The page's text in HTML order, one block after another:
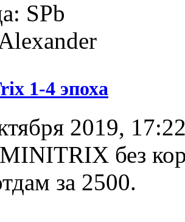
SPb
1-4 эпоха
2019,
без
за 2500.